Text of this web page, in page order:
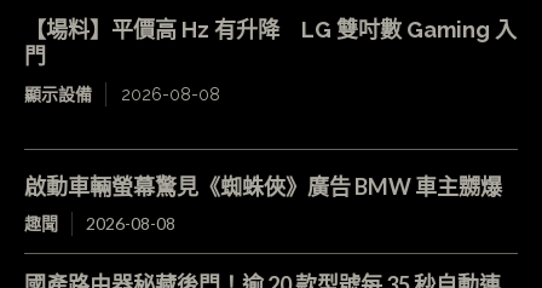
【場料】平價高 Hz 有升降 LG 雙吋數 Gaming 入
門
顯示設備 2026-08-08
啟動車輛螢幕驚見《蜘蛛俠》廣告 BMW 車主嬲爆
趣聞 2026-08-08